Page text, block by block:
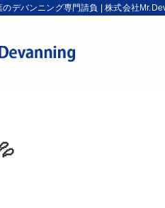
デバンニング専門請負 | 株式会社